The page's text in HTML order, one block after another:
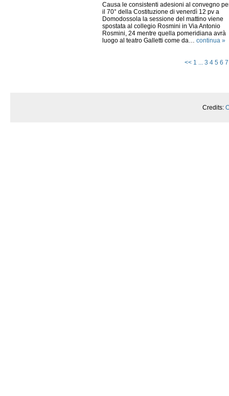
Causa le consistenti adesioni al convegno
il 70° della Costituzione di venerdì 12 pv a
Domodossola la sessione del mattino viene
spostata al collegio Rosmini in Via Antonio
Rosmini, 24 mentre quella pomeridiana avrà
luogo al teatro Galletti come da… continua »
<< 1 ... 3 4 5 6 7
Credits: